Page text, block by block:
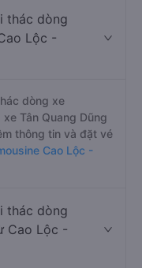
thác dòng
Lộc -
dòng xe
Tân Quang Dũng
thông tin và đặt vé
Cao Lộc -
thác dòng
Cao Lộc -